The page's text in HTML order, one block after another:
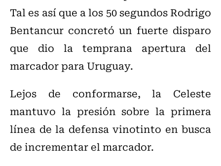
Tal es así que a los 50 segundos Rodrigo
Bentancur concretó un fuerte disparo
que dio la temprana apertura del
marcador para Uruguay.
Lejos de conformarse, la Celeste
mantuvo la presión sobre la primera
línea de la defensa vinotinto en busca
de incrementar el marcador.